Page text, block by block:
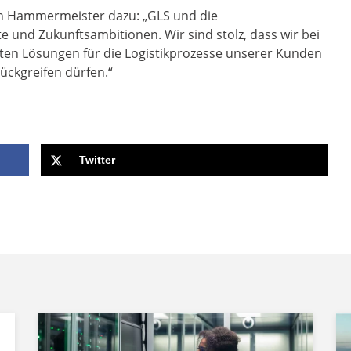
dazu: „GLS und die
und Zukunftsambitionen. Wir sind stolz, dass wir bei
Lösungen für die Logistikprozesse unserer Kunden
dürfen.“
Twitter